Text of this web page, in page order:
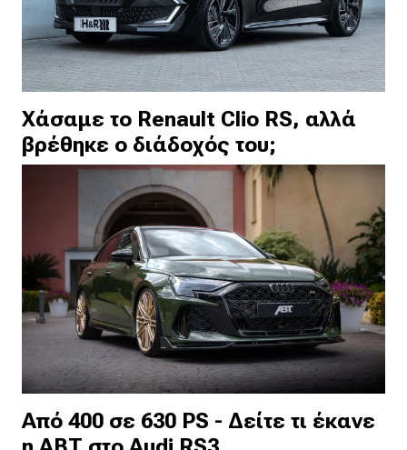
Χάσαμε το Renault Clio RS, αλλά
βρέθηκε ο διάδοχός του;
Από 400 σε 630 PS - Δείτε τι έκανε